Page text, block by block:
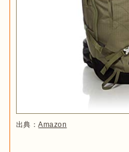
出典：Amazon